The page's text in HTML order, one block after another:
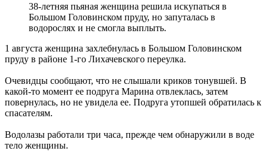
38-летняя пьяная женщина решила искупаться в
Большом Головинском пруду, но запуталась в
водорослях и не смогла выплыть.
1 августа женщина захлебнулась в Большом Головинском
пруду в районе 1-го Лихачевского переулка.
Очевидцы сообщают, что не слышали криков тонувшей. В
какой-то момент ее подруга Марина отвлеклась, затем
повернулась, но не увидела ее. Подруга утопшей обратилась к
спасателям.
Водолазы работали три часа, прежде чем обнаружили в воде
тело женщины.